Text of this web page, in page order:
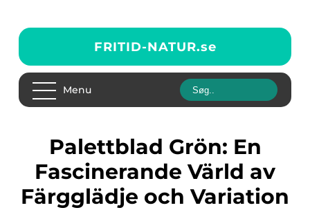
FRITID-NATUR.se
Menu
Palettblad Grön: En
Fascinerande Värld av
Färgglädje och Variation